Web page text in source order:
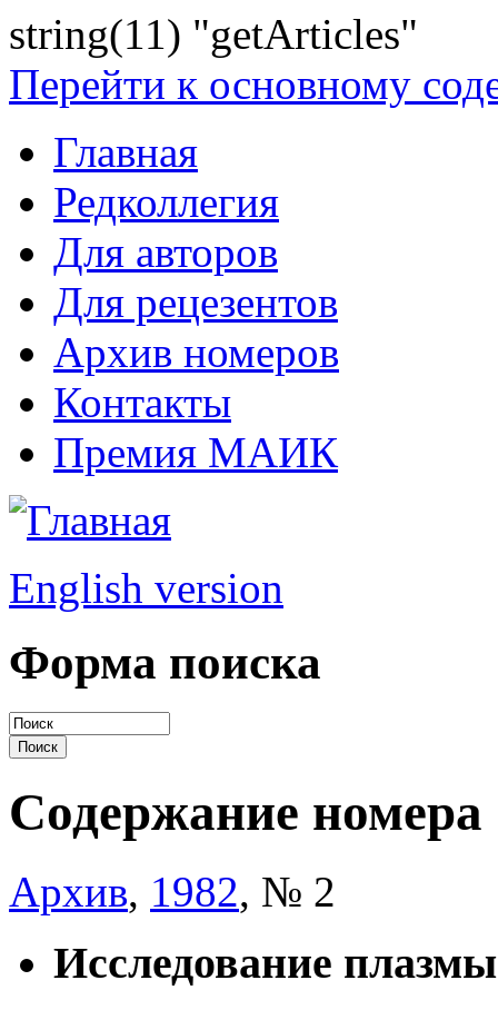
string(11) "getArticles"
Перейти к основному
Главная
Редколлегия
Для авторов
Для рецезентов
Архив номеров
Контакты
Премия МАИК
English version
Форма поиска
Содержание номера
Архив, 1982, № 2
Исследование плазмы